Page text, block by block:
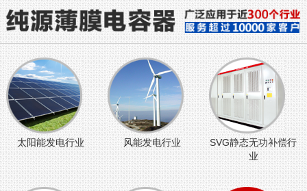
太阳能发电行业 风能发电行业
SVG静态无功补偿行
业